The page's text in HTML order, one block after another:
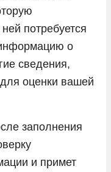
потребуется
о
сведения,
оценки вашей
заполнения
и примет